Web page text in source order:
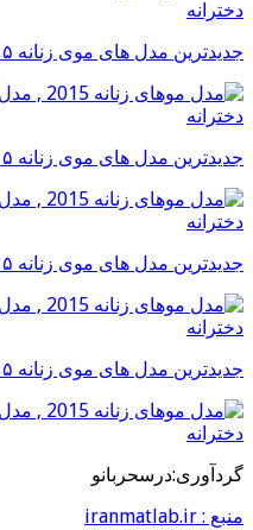
جدیدترین مدل های موی زنانه ۲۰۱۵ , مدل مو دخترانه
جدیدترین مدل های موی زنانه ۲۰۱۵ , مدل مو دخترانه
جدیدترین مدل های موی زنانه ۲۰۱۵ , مدل مو دخترانه
جدیدترین مدل های موی زنانه ۲۰۱۵ , مدل مو دخترانه
گردآوری:درسحربانو
منبع : iranmatlab.ir